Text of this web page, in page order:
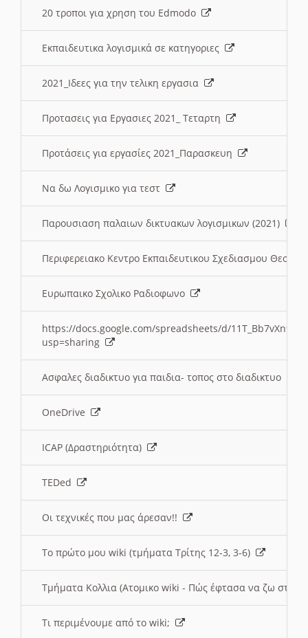
20 τροποι για χρηση του Edmodo
Εκπαιδευτικα λογισμικά σε κατηγοριες
2021_Ιδεες για την τελικη εργασια
Προτασεις για Εργασιες 2021_ Τεταρτη
Προτάσεις για εργασίες 2021_Παρασκευη
Να δω Λογισμικο για τεστ
Παρουσιαση παλαιων δικτυακων λογισμικων (2021)
Περιφερειακο Κεντρο Εκπαιδευτικου Σχεδιασμου
Ευρωπαικο Σχολικο Ραδιοφωνο
https://docs.google.com/spreadsheets/d/
usp=sharing
Ασφαλες διαδικτυο για παιδια- τοπος στο διαδικτυο
OneDrive
ICAP (Δραστηριότητα)
TEDed
Οι τεχνικές που μας άρεσαν!!
Το πρώτο μου wiki (τμήματα Τρίτης 12-3, 3-6)
Τμήματα Κολλια (Ατομικο wiki - Πώς έφτασα να ζω στην
Τι περιμένουμε από το wiki;